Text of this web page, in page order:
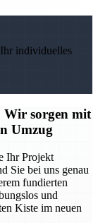
individuelles
Wir sorgen mit
Umzug
Ihr Projekt
Sie bei uns genau
fundierten
und
Kiste im neuen